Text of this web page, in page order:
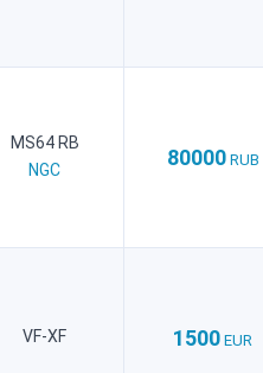
MS64 RB
NGC
80000 RUB
VF-XF 1500 EUR